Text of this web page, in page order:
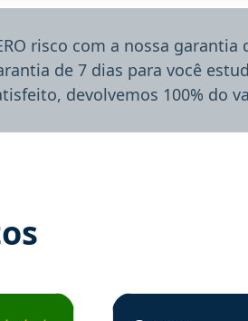
risco com a nossa
de 7 dias para você
devolvemos 100% do
o Aprova Concursos em depoimento
Estudante Sergio